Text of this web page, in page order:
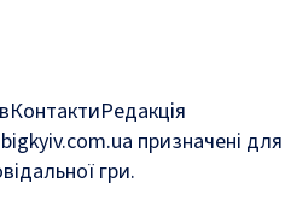
КонтактиРедакція
призначені
гри.